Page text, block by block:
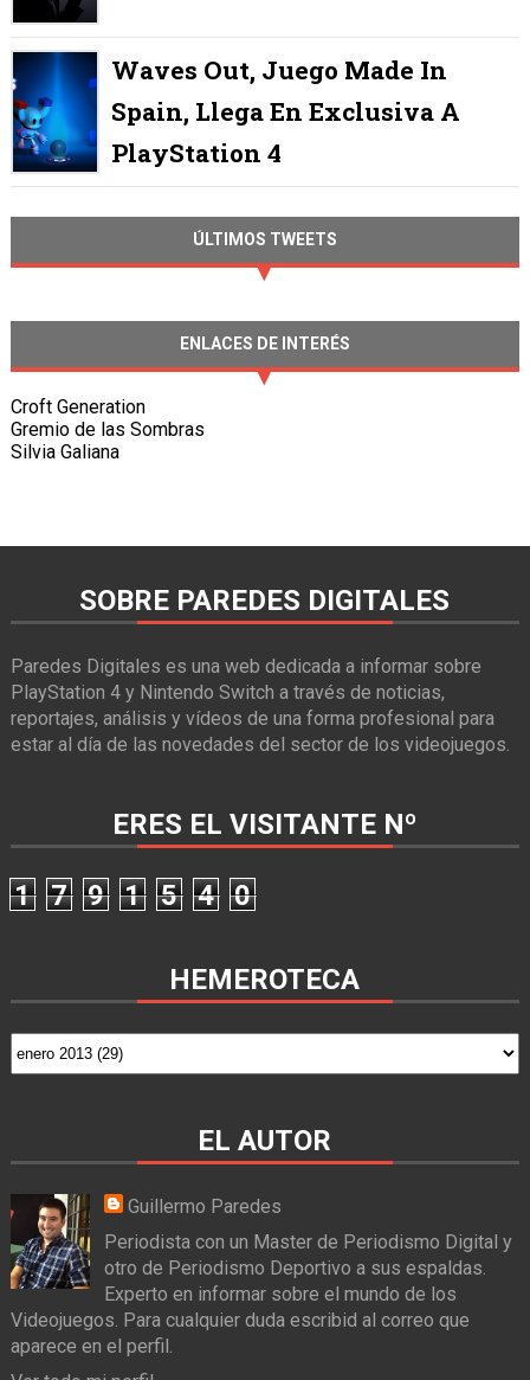
Waves Out, Juego Made In
Spain, Llega En Exclusiva A
PlayStation 4
ÚLTIMOS TWEETS
ENLACES DE INTERÉS
Croft Generation
Gremio de las Sombras
Silvia Galiana
SOBRE PAREDES DIGITALES
Paredes Digitales es una web dedicada a informar sobre
PlayStation 4 y Nintendo Switch a través de noticias,
reportajes, análisis y vídeos de una forma profesional para
estar al día de las novedades del sector de los videojuegos.
ERES EL VISITANTE Nº
1 7 9 1 5 4 0
HEMEROTECA
EL AUTOR
Guillermo Paredes
Periodista con un Master de Periodismo Digital y
otro de Periodismo Deportivo a sus espaldas.
Experto en informar sobre el mundo de los
Videojuegos. Para cualquier duda escribid al correo que
aparece en el perfil.